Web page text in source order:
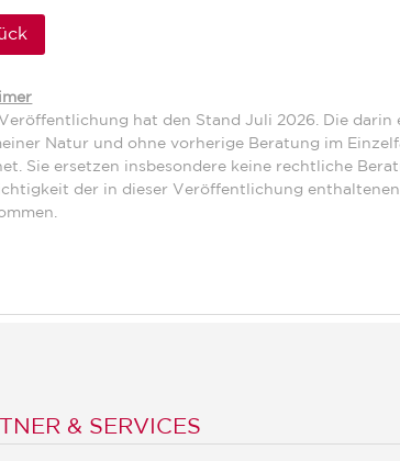
Veröffentlichung hat den Stand Juli 2026. Die
Natur und ohne vorherige Beratung im
Sie ersetzen insbesondere keine rechtliche
der in dieser Veröffentlichung
& SERVICES